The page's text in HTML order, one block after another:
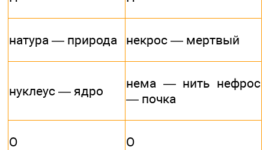
натура — природа некрос — мертвый
нуклеус — ядро
нема — нить нефрос
— почка
О О